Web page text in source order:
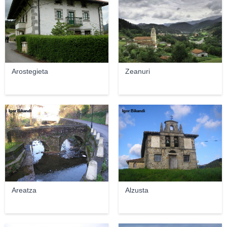
Arostegieta Zeanuri
Areatza
Igor Bikandi
Alzusta
Igor Bikandi